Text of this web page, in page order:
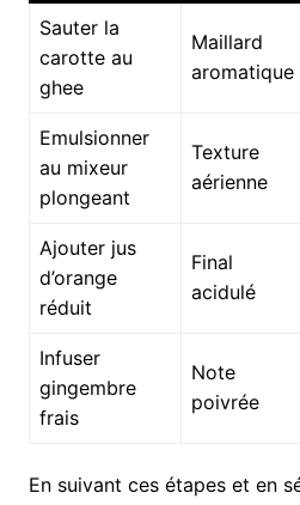
Sauter la
carotte au
ghee
Maillard
aromatique
Emulsionner
au mixeur
plongeant
Texture
aérienne
Ajouter jus
d’orange
réduit
Final
acidulé
Infuser
gingembre
frais
Note
poivrée
En suivant ces étapes et en